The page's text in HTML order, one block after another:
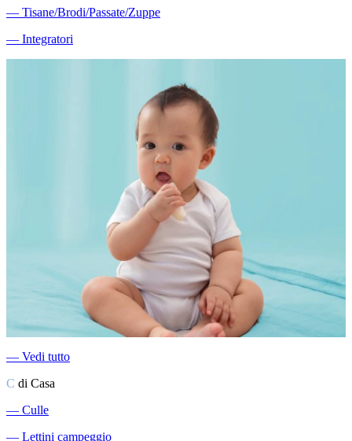
― Tisane/Brodi/Passate/Zuppe
― Integratori
― Vedi tutto
C di Casa
― Culle
― Lettini campeggio